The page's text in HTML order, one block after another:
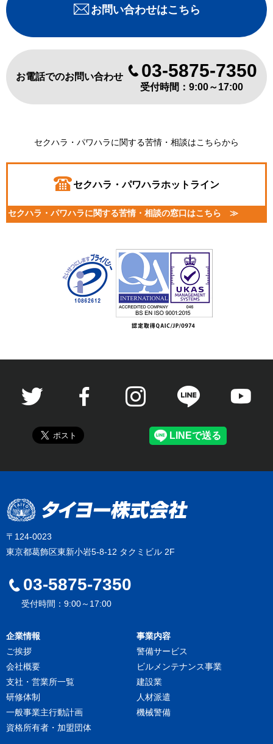
お問い合わせはこちら
お電話でのお問い合わせ 03-5875-7350
受付時間：9:00～17:00
セクハラ・パワハラに関する苦情・相談はこちらから
セクハラ・パワハラホットライン
セクハラ・パワハラに関する苦情・相談の窓口はこちら ≫
〒124-0023
東京都葛飾区東新小岩5-8-12 タクミビル 2F
03-5875-7350
受付時間：9:00～17:00
企業情報
ご挨拶
会社概要
支社・営業所一覧
研修体制
一般事業主行動計画
資格所有者・加盟団体
事業内容
警備サービス
ビルメンテナンス事業
建設業
人材派遣
機械警備